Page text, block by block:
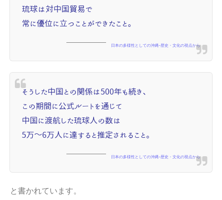
琉球は対中国貿易で
常に優位に立つことができたこと。
日本の多様性としての沖縄--歴史・文化の視点から
そうした中国との関係は500年も続き、
この期間に公式ルートを通じて
中国に渡航した琉球人の数は
5万～6万人に達すると推定されること。
日本の多様性としての沖縄--歴史・文化の視点から
と書かれています。